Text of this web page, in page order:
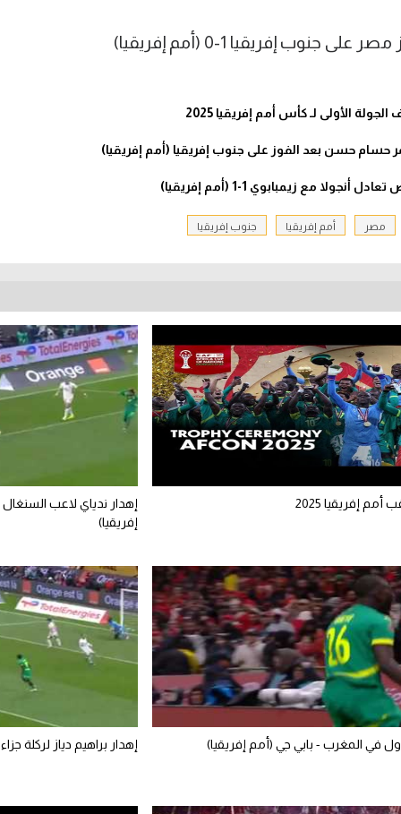
جنوب إفريقيا 1-0 (أمم إفريقيا)
الجولة الأولى لـ كأس أمم إفريقيا 2025
حسام حسن بعد الفوز على جنوب إفريقيا (أمم إفريقيا)
أنجولا مع زيمبابوي 1-1 (أمم إفريقيا)
مصر أمم إفريقيا جنوب إفريقيا
إفريقيا 2025
إهدار ندياي لاعب
إفريقيا)
في المغرب - بابي جي (أمم إفريقيا) إهدار براهيم دياز لركلة